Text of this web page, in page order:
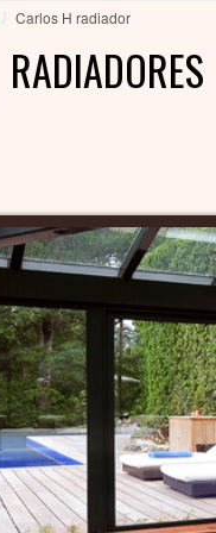
Carlos H radiador